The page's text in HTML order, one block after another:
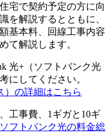
宅で契約予定の方に向
を解説するとともに、
基本料、回線工事内容
て解説します。
光+（ソフトバンク光
にしてください。
）の詳細はこちら
工事費、1ギガと10ギ
ソフトバンク光の料金総